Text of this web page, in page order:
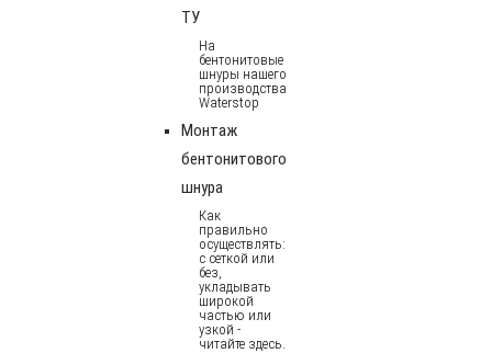
ТУ
На
бентонитовые
шнуры нашего
производства
Waterstop
Монтаж
бентонитового
шнура
Как
правильно
осуществлять:
с сеткой или
без,
укладывать
широкой
частью или
узкой -
читайте здесь.